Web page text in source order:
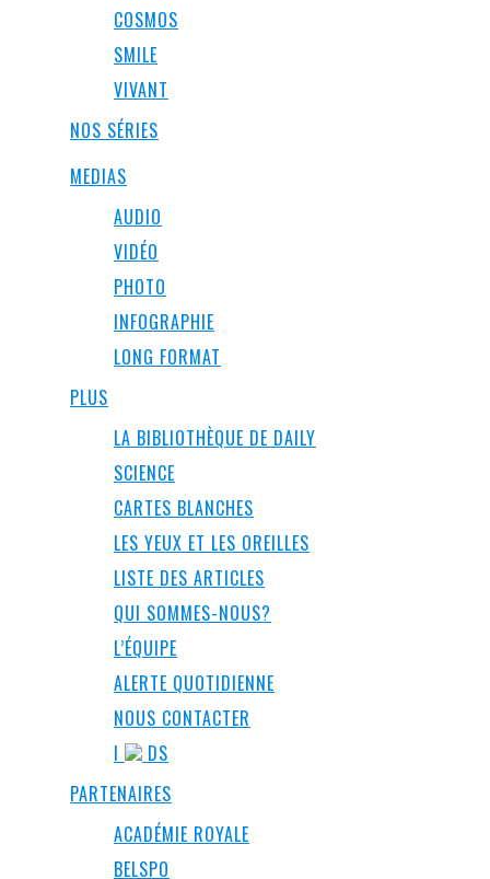
COSMOS
SMILE
VIVANT
NOS SÉRIES
MEDIAS
AUDIO
VIDÉO
PHOTO
INFOGRAPHIE
LONG FORMAT
PLUS
LA BIBLIOTHÈQUE DE DAILY
SCIENCE
CARTES BLANCHES
LES YEUX ET LES OREILLES
LISTE DES ARTICLES
QUI SOMMES-NOUS?
L’ÉQUIPE
ALERTE QUOTIDIENNE
NOUS CONTACTER
I
DS
PARTENAIRES
ACADÉMIE ROYALE
BELSPO